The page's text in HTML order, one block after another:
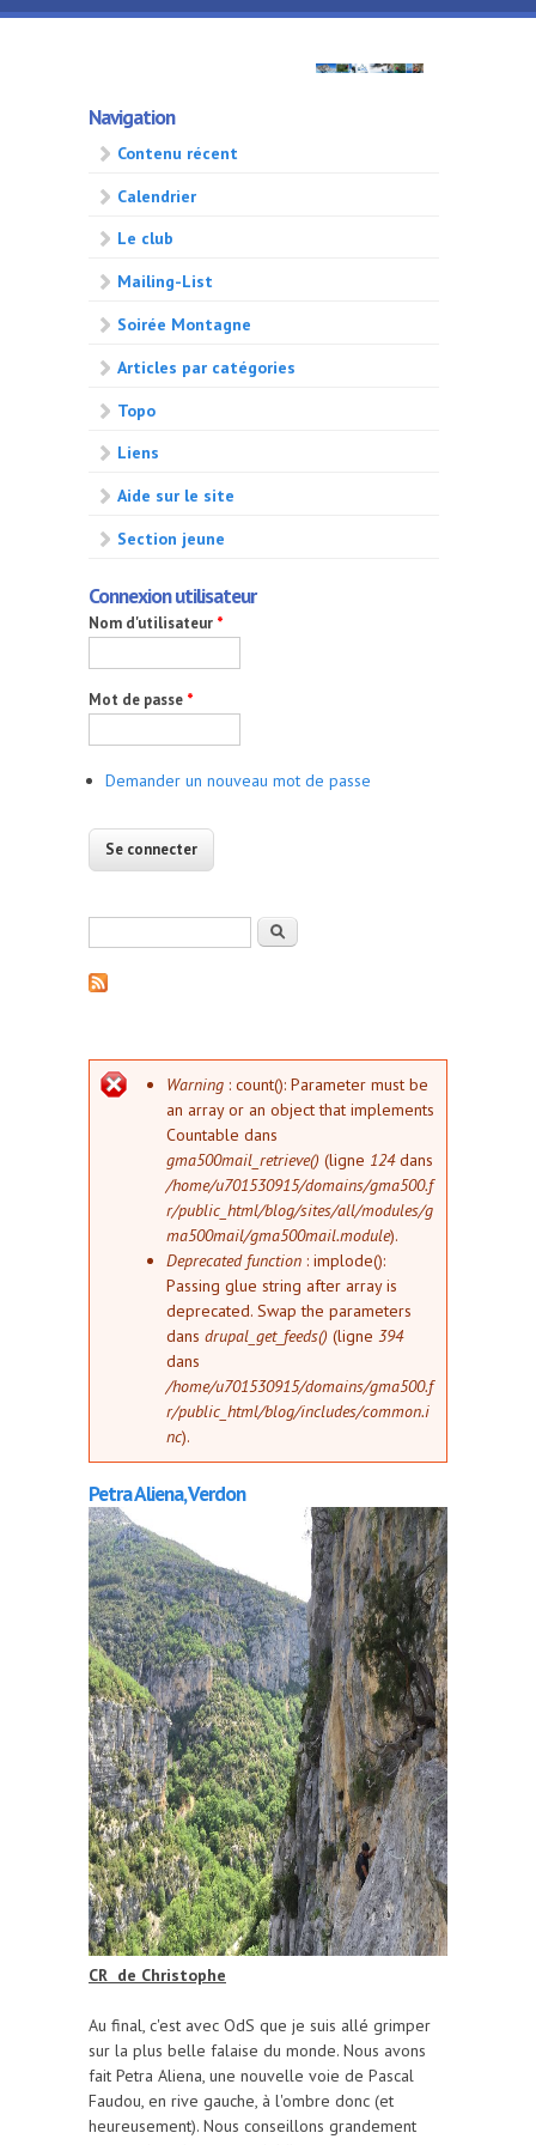
Aller au contenu principal
GMA
500
Navigation
Contenu récent
Calendrier
Le club
Mailing-List
Soirée Montagne
Articles par catégories
Topo
Liens
Aide sur le site
Section jeune
Connexion utilisateur
Nom d'utilisateur *
Mot de passe *
Demander un nouveau mot de passe
Formulaire de rechercheRechercher
Message d'erreur
Warning : count(): Parameter must be
an array or an object that implements
Countable dans
gma500mail_retrieve() (ligne 124dans
/home/u701530915/domains/gma500.f
r/public_html/blog/sites/all/modules/g
ma500mail/gma500mail.module).
Deprecated function : implode():
Passing glue string after array is
deprecated. Swap the parameters
dans drupal_get_feeds() (ligne 394
dans
/home/u701530915/domains/gma500.f
r/public_html/blog/includes/common.i
nc).
Petra Aliena, Verdon
CR de Christophe
Au final, c'est avec OdS que je suis allé grimper
sur la plus belle falaise du monde. Nous avons
fait Petra Aliena, une nouvelle voie de Pascal
Faudou, en rive gauche, à l'ombre donc (et
heureusement). Nous conseillons grandement